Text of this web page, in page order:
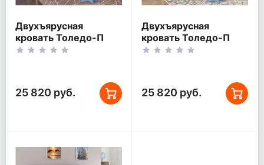
Двухъярусная
кровать Толедо-П
Слоновая кость/Дуб
25 820 руб.
Двухъярусная
кровать Толедо-П
Серый/Венге
25 820 руб.